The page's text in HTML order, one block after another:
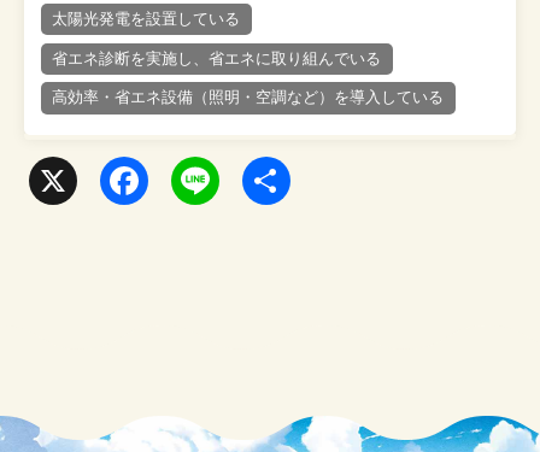
太陽光発電を設置している
省エネ診断を実施し、省エネに取り組んでいる
高効率・省エネ設備（照明・空調など）を導入している
o